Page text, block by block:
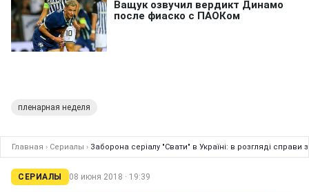
пленарная неделя
Главная › Сериалы › Заборона серіалу "Свати" в Україні: в розгляді справи
СЕРИАЛЫ 08 июня 2018 · 19:39